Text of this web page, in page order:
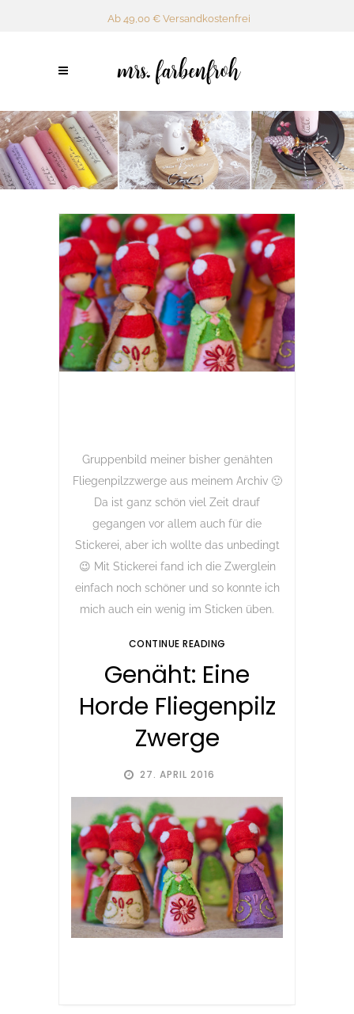
Ab 49,00 € Versandkostenfrei
27. APRIL 2016
Genäht: Eine
Horde Fliegenpilz
Zwerge
Gruppenbild meiner bisher genähten
Fliegenpilzzwerge aus meinem Archiv 🙂
Da ist ganz schön viel Zeit drauf
gegangen vor allem auch für die
Stickerei, aber ich wollte das unbedingt
😉 Mit Stickerei fand ich die Zwerglein
einfach noch schöner und so konnte ich
mich auch ein wenig im Sticken üben.
CONTINUE READING